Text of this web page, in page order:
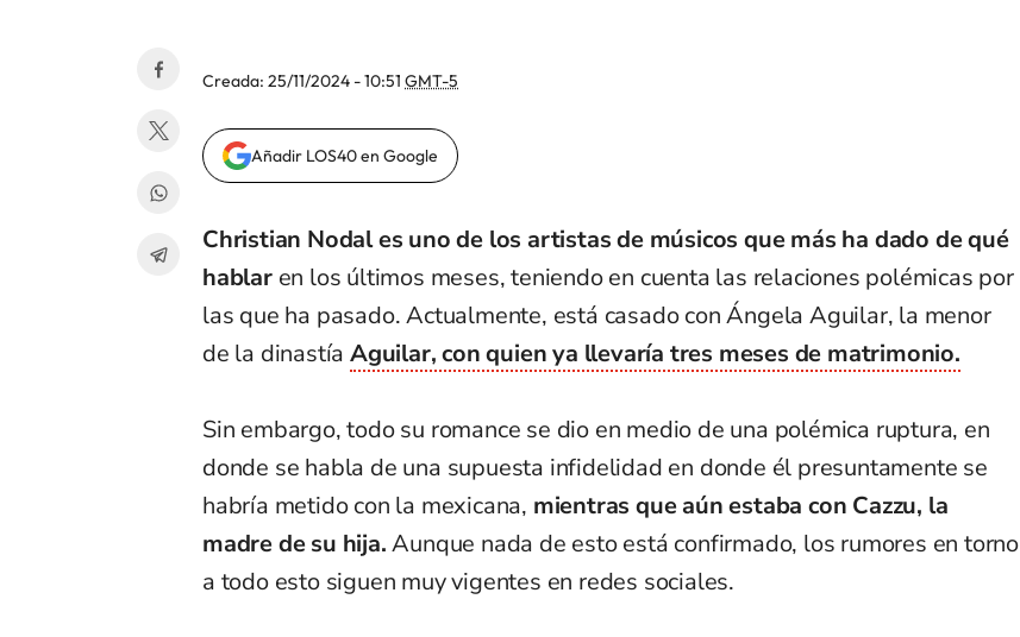
Creada: 25/11/2024 - 10:51 GMT-5
Añadir LOS40 en Google
Christian Nodal es uno de los artistas de músicos que más ha dado de qué
hablaren los últimos meses, teniendo en cuenta las relaciones polémicas por
las que ha pasado. Actualmente, está casado con Ángela Aguilar, la menor
de la dinastía Aguilar, con quien ya llevaría tres meses de matrimonio.
Sin embargo, todo su romance se dio en medio de una polémica ruptura, en
donde se habla de una supuesta infidelidad en donde él presuntamente se
habría metido con la mexicana, mientras que aún estaba con Cazzu, la
madre de su hija.Aunque nada de esto está confirmado, los rumores en torno
a todo esto siguen muy vigentes en redes sociales.